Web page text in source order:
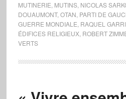
MUTINERIE MUTINS, NICOLAS
DOUAUMONT, OTAN PARTI DE
GUERRE MONDIALE RAQUEL
ÉDIFICES RELIGIEUX, ROBERT
VERTS